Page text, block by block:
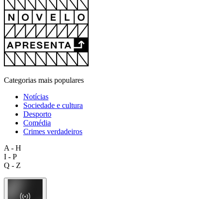
Categorias mais populares
Notícias
Sociedade e cultura
Desporto
Comédia
Crimes verdadeiros
A - H
I - P
Q - Z